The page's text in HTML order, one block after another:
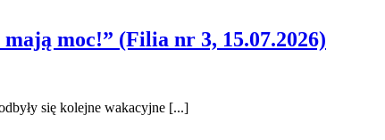
mają moc!” (Filia nr 3, 15.07.2026)
się kolejne wakacyjne [...]